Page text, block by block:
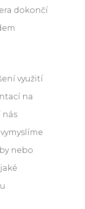
dokončí
využití
na
nás
nebo